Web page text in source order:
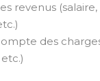
revenus
des